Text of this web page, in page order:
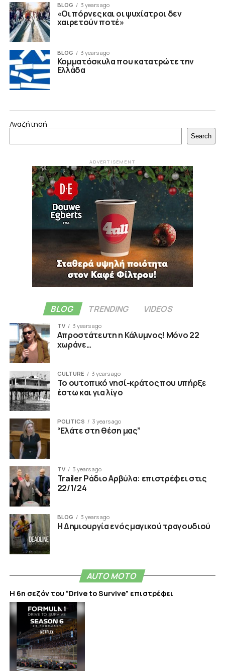
BLOG 3 years ago
«Οι πόρνες και οι ψυχίατροι δεν
χαιρετούν ποτέ»
BLOG 3 years ago
Κομματόσκυλα που κατατρώτε την
Ελλάδα
Αναζήτησή
Search
ADVERTISEMENT
BLOG TRENDING VIDEOS
TV 3 years ago
Απροστάτευτη η Κάλυμνος! Μόνο 22
χωράνε…
CULTURE 3 years ago
Το ουτοπικό νησί-κράτος που υπήρξε
έστω και για λίγο
POLITICS 3 years ago
“Ελάτε στη θέση μας”
TV 3 years ago
Trailer Ράδιο Αρβύλα: επιστρέφει στις
22/1/24
BLOG 3 years ago
Η Δημιουργία ενός μαγικού τραγουδιού
AUTO MOTO
Η 6η σεζόν του “Drive to Survive” επιστρέφει